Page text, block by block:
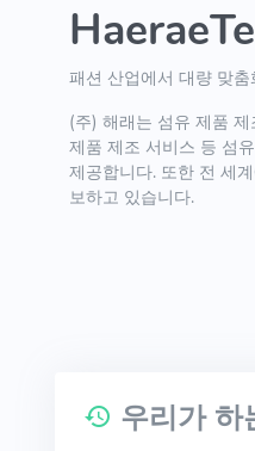
패션 산업에서 대량 맞
(주) 해래는 섬유 제품
제품 제조 서비스 등 섬
제공합니다. 또한 전 세
보하고 있습니다.
우리가 하